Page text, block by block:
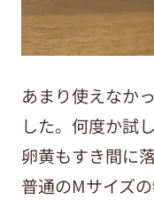
あまり使えなか
した。何度か試
卵黄もすき間に
普通のMサイズの